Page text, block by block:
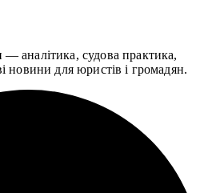
аналітика, судова практика,
новини для юристів і громадян.